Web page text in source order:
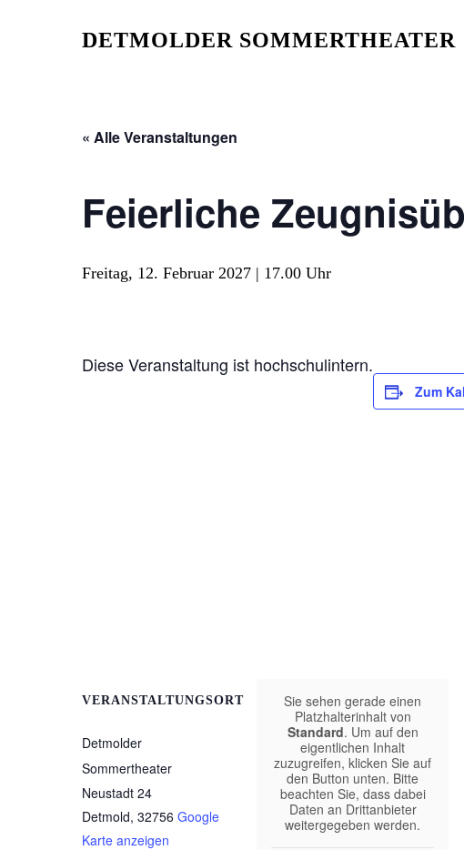
DETMOLDER SOMMERTHEATER
« Alle Veranstaltungen
Feierliche
Freitag, 12. Februar 2027 | 17.00 Uhr
Diese Veranstaltung ist hochschulintern.
Zum
VERANSTALTUNGSORT
Detmolder
Sommertheater
Neustadt 24
Detmold, 32756 Google
Karte anzeigen
Sie sehen gerade einen
Platzhalterinhalt von
Standard. Um auf den
eigentlichen Inhalt
zuzugreifen, klicken Sie auf
den Button unten. Bitte
beachten Sie, dass dabei
Daten an Drittanbieter
weitergegeben werden.